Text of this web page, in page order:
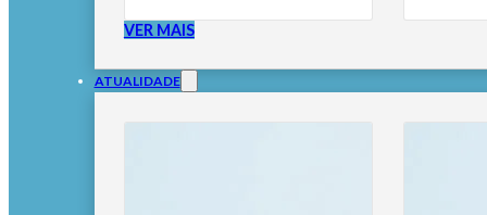
VER MAIS
ATUALIDADE